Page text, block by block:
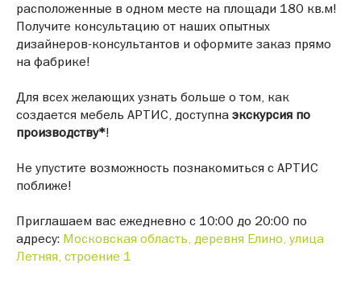
расположенные в одном месте на площади 180 кв.м!
Получите консультацию от наших опытных
дизайнеров-консультантов и оформите заказ прямо
на фабрике!
Для всех желающих узнать больше о том, как
создается мебель АРТИС, доступна экскурсия по
производству*!
Не упустите возможность познакомиться с АРТИС
поближе!
Приглашаем вас ежедневно с 10:00 до 20:00 по
адресу: Московская область, деревня Елино, улица
Летняя, строение 1